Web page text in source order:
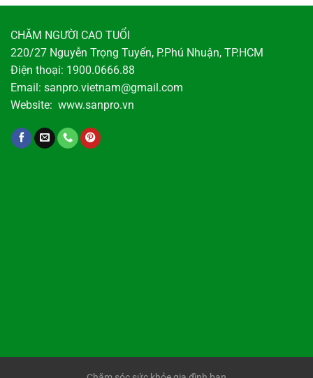
CHĂM NGƯỜI CAO TUỔI
220/27 Nguyễn Trọng Tuyển, P.Phú Nhuận, TP.HCM
Điện thoại: 1900.0666.88
Email: sanpro.vietnam@gmail.com
Website: www.sanpro.vn